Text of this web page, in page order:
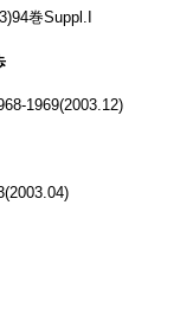
巻Suppl.I
1969(2003.12)